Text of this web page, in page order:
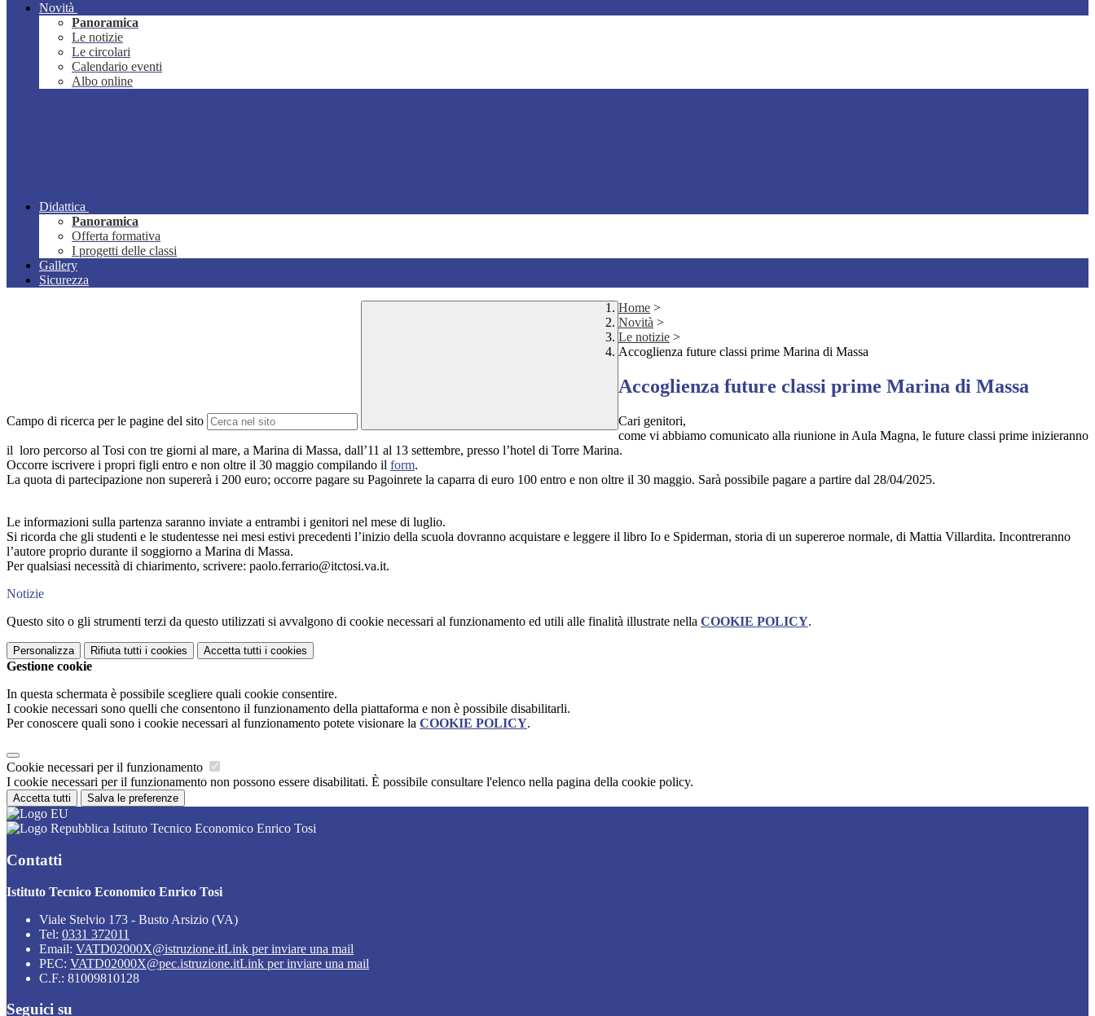
Novità
Panoramica
Le notizie
Le circolari
Calendario eventi
Albo online
Didattica
Panoramica
Offerta formativa
I progetti delle classi
Gallery
Sicurezza
Campo di ricerca per le pagine del sito
Home >
Novità >
Le notizie >
Accoglienza future classi prime Marina di Massa
Accoglienza future classi prime Marina di Massa
Cari genitori,
come vi abbiamo comunicato alla riunione in Aula Magna, le future classi prime inizieranno
il loro percorso al Tosi con tre giorni al mare, a Marina di Massa, dall’11 al 13 settembre, presso l’hotel di Torre Marina.
Occorre iscrivere i propri figli entro e non oltre il 30 maggio compilando il form.
La quota di partecipazione non supererà i 200 euro; occorre pagare su Pagoinrete la caparra di euro 100 entro e non oltre il 30 maggio. Sarà possibile pagare a partire dal 28/04/2025.
Le informazioni sulla partenza saranno inviate a entrambi i genitori nel mese di luglio.
Si ricorda che gli studenti e le studentesse nei mesi estivi precedenti l’inizio della scuola dovranno acquistare e leggere il libro Io e Spiderman, storia di un supereroe normale, di Mattia Villardita. Incontreranno
l’autore proprio durante il soggiorno a Marina di Massa.
Per qualsiasi necessità di chiarimento, scrivere: paolo.ferrario@itctosi.va.it.
Notizie
Questo sito o gli strumenti terzi da questo utilizzati si avvalgono di cookie necessari al funzionamento ed utili alle finalità illustrate nella COOKIE POLICY.
Personalizza Rifiuta tutti i cookies Accetta tutti i cookies
Gestione cookie
In questa schermata è possibile scegliere quali cookie consentire.
I cookie necessari sono quelli che consentono il funzionamento della piattaforma e non è possibile disabilitarli.
Per conoscere quali sono i cookie necessari al funzionamento potete visionare la COOKIE POLICY.
Cookie necessari per il funzionamento
I cookie necessari per il funzionamento non possono essere disabilitati. È possibile consultare l'elenco nella pagina della cookie policy.
Accetta tutti Salva le preferenze
Istituto Tecnico Economico Enrico Tosi
Contatti
Istituto Tecnico Economico Enrico Tosi
Viale Stelvio 173 - Busto Arsizio (VA)
Tel: 0331 372011
Email: VATD02000X@istruzione.itLink per inviare una mail
PEC: VATD02000X@pec.istruzione.itLink per inviare una mail
C.F.: 81009810128
Seguici su